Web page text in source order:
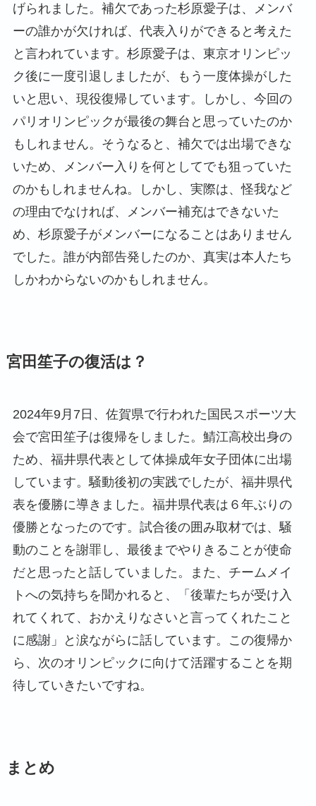
げられました。補欠であった杉原愛子は、メンバ
ーの誰かが欠ければ、代表入りができると考えた
と言われています。杉原愛子は、東京オリンピッ
ク後に一度引退しましたが、もう一度体操がした
いと思い、現役復帰しています。しかし、今回の
パリオリンピックが最後の舞台と思っていたのか
もしれません。そうなると、補欠では出場できな
いため、メンバー入りを何としてでも狙っていた
のかもしれませんね。しかし、実際は、怪我など
の理由でなければ、メンバー補充はできないた
め、杉原愛子がメンバーになることはありません
でした。誰が内部告発したのか、真実は本人たち
しかわからないのかもしれません。
宮田笙子の復活は？
2024年9月7日、佐賀県で行われた国民スポーツ大
会で宮田笙子は復帰をしました。鯖江高校出身の
ため、福井県代表として体操成年女子団体に出場
しています。騒動後初の実践でしたが、福井県代
表を優勝に導きました。福井県代表は６年ぶりの
優勝となったのです。試合後の囲み取材では、騒
動のことを謝罪し、最後までやりきることが使命
だと思ったと話していました。また、チームメイ
トへの気持ちを聞かれると、「後輩たちが受け入
れてくれて、おかえりなさいと言ってくれたこと
に感謝」と涙ながらに話しています。この復帰か
ら、次のオリンピックに向けて活躍することを期
待していきたいですね。
まとめ